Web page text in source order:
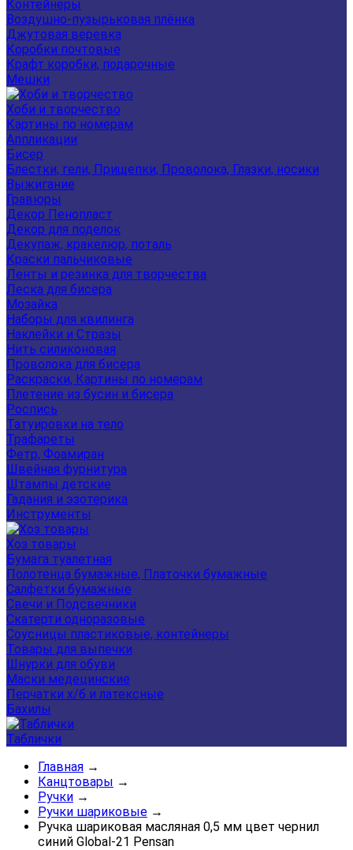
Контейнеры
Воздушно-пузырьковая плёнка
Джутовая веревка
Коробки почтовые
Крафт коробки, подарочные
Мешки
Хоби и творчество
Картины по номерам
Аппликации
Бисер
Блестки, гели, Прищепки, Проволока, Глазки, носики
Выжигание
Гравюры
Декор Пенопласт
Декор для поделок
Декупаж, кракелюр, поталь
Краски пальчиковые
Ленты и резинка для творчества
Леска для бисера
Мозайка
Наборы для квилинга
Наклейки и Стразы
Нить силиконовая
Проволока для бисера
Раскраски, Картины по номерам
Плетение из бусин и бисера
Роспись
Татуировки на тело
Трафареты
Фетр, Фоамиран
Швейная фурнитура
Штампы детские
Гадания и эзотерика
Инструменты
Хоз товары
Бумага туалетная
Полотенца бумажные, Платочки бумажные
Салфетки бумажные
Свечи и Подсвечники
Скатерти одноразовые
Соусницы пластиковые, контейнеры
Товары для выпечки
Шнурки для обуви
Маски медецинские
Перчатки х/б и латексные
Бахилы
Таблички
Главная →
Канцтовары →
Ручки →
Ручки шариковые →
Ручка шариковая масляная 0,5 мм цвет чернил
синий Global-21 Pensan